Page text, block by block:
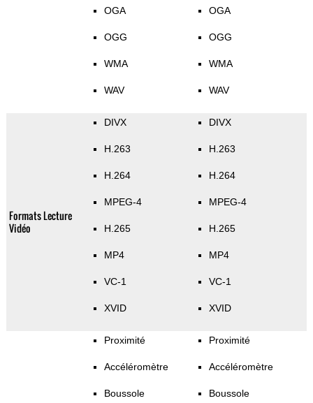
OGA
OGG
WMA
WAV
OGA
OGG
WMA
WAV
Formats Lecture
Vidéo
DIVX
H.263
H.264
MPEG-4
H.265
MP4
VC-1
XVID
DIVX
H.263
H.264
MPEG-4
H.265
MP4
VC-1
XVID
Proximité
Accéléromètre
Boussole
Proximité
Accéléromètre
Boussole